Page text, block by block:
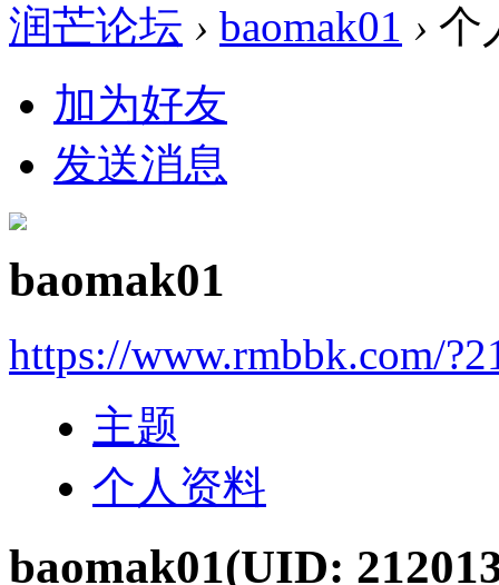
润芒论坛 › baomak01 › 个
加为好友
发送消息
baomak01
https://www.rmbbk.com/
主题
个人资料
baomak01(UID: